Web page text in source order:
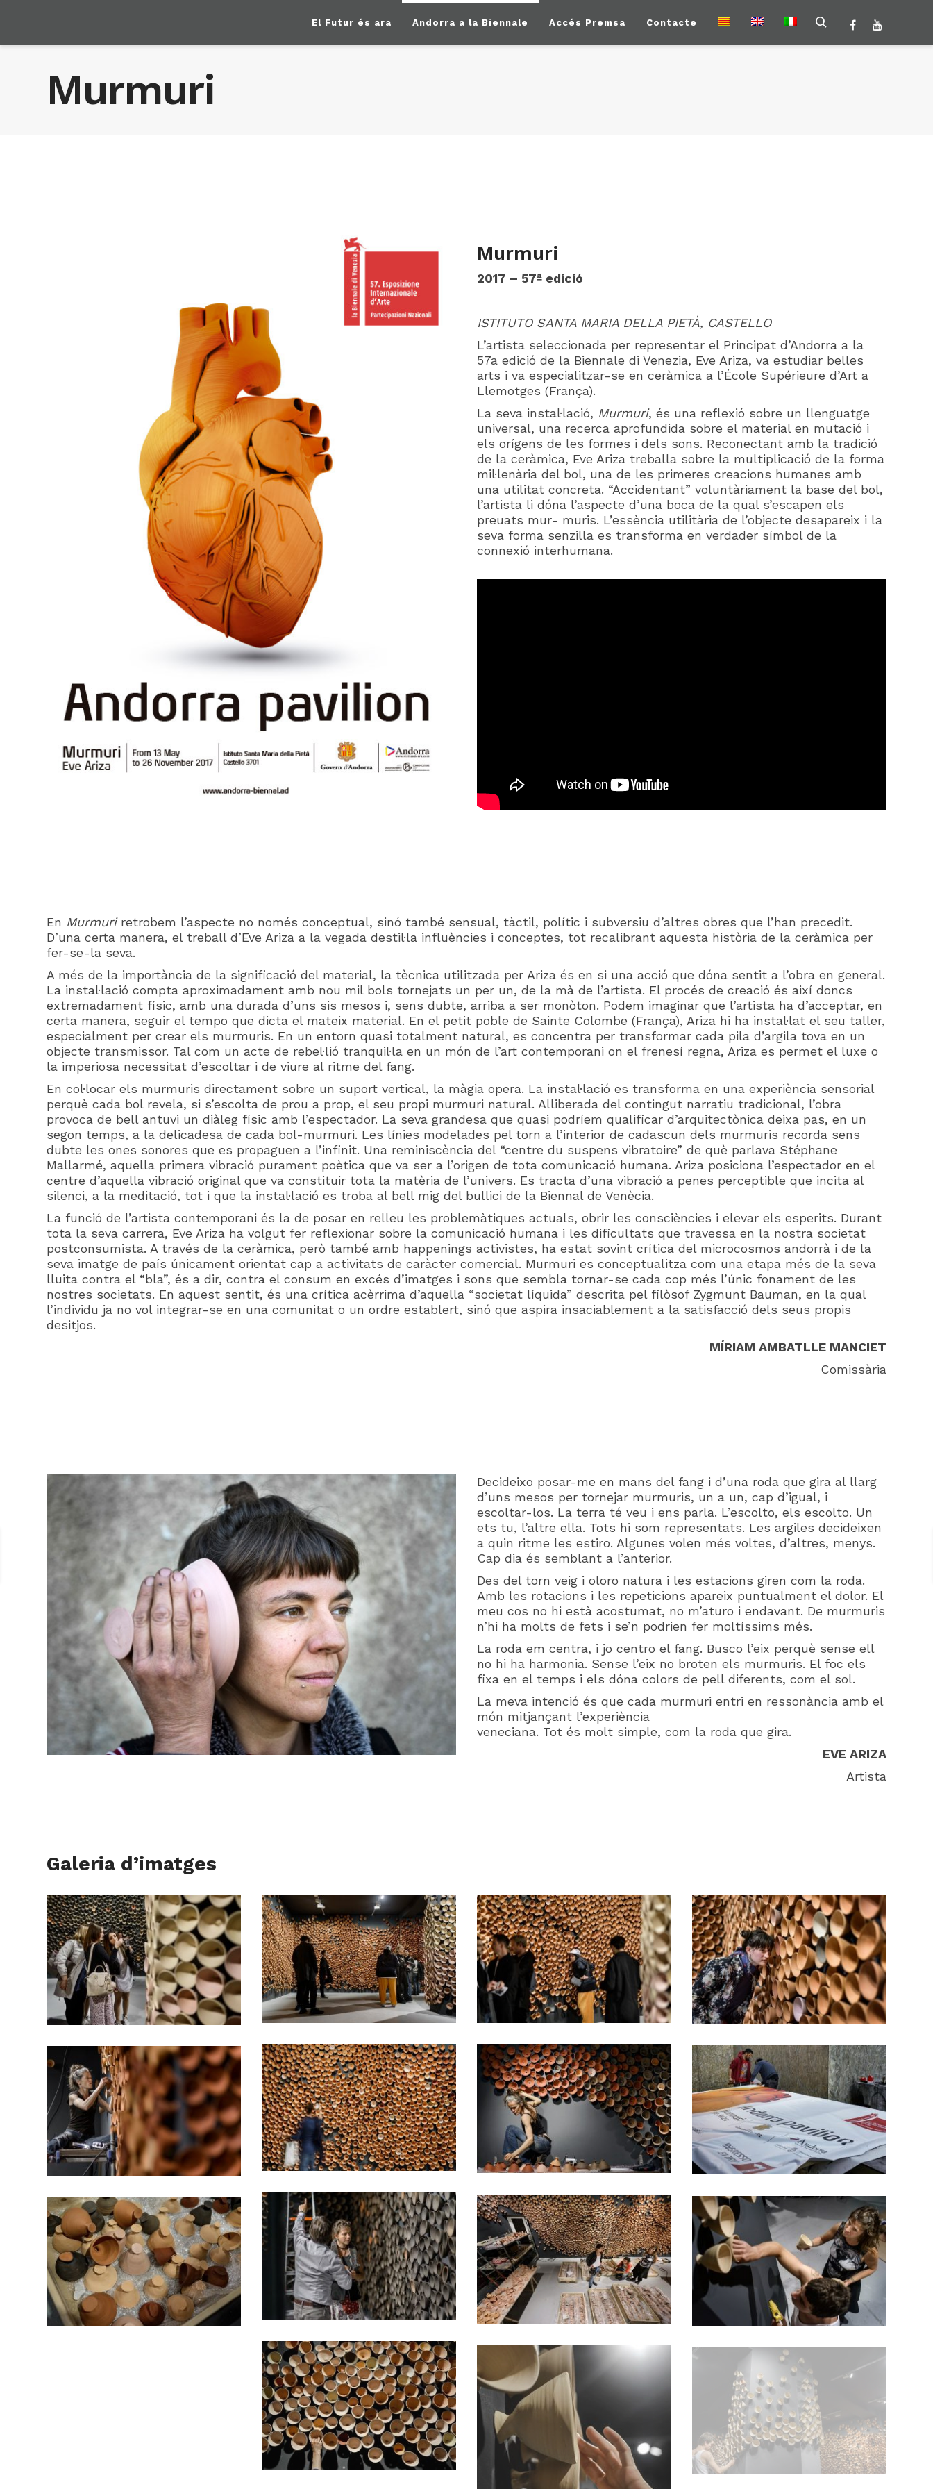
El Futur és ara Andorra a la Biennale Accés Premsa Contacte
Murmuri
Murmuri
2017 – 57ª edició
ISTITUTO SANTA MARIA DELLA PIETÀ, CASTELLO
L’artista seleccionada per representar el Principat d’Andorra a la
57a edició de la Biennale di Venezia, Eve Ariza, va estudiar belles
arts i va especialitzar-se en ceràmica a l’École Supérieure d’Art a
Llemotges (França).
La seva instal·lació, Murmuri, és una reflexió sobre un llenguatge
universal, una recerca aprofundida sobre el material en mutació i
els orígens de les formes i dels sons. Reconectant amb la tradició
de la ceràmica, Eve Ariza treballa sobre la multiplicació de la forma
mil·lenària del bol, una de les primeres creacions humanes amb
una utilitat concreta. “Accidentant” voluntàriament la base del bol,
l’artista li dóna l’aspecte d’una boca de la qual s’escapen els
preuats mur- muris. L’essència utilitària de l’objecte desapareix i la
seva forma senzilla es transforma en verdader símbol de la
connexió interhumana.
En Murmuriretrobem l’aspecte no només conceptual, sinó també sensual, tàctil, polític i subversiu d’altres obres que l’han precedit.
D’una certa manera, el treball d’Eve Ariza a la vegada destil·la influències i conceptes, tot recalibrant aquesta història de la ceràmica per
fer-se-la seva.
A més de la importància de la significació del material, la tècnica utilitzada per Ariza és en si una acció que dóna sentit a l’obra en general.
La instal·lació compta aproximadament amb nou mil bols tornejats un per un, de la mà de l’artista. El procés de creació és així doncs
extremadament físic, amb una durada d’uns sis mesos i, sens dubte, arriba a ser monòton. Podem imaginar que l’artista ha d’acceptar, en
certa manera, seguir el tempo que dicta el mateix material. En el petit poble de Sainte Colombe (França), Ariza hi ha instal·lat el seu taller,
especialment per crear els murmuris. En un entorn quasi totalment natural, es concentra per transformar cada pila d’argila tova en un
objecte transmissor. Tal com un acte de rebel·lió tranquil·la en un món de l’art contemporani on el frenesí regna, Ariza es permet el luxe o
la imperiosa necessitat d’escoltar i de viure al ritme del fang.
En col·locar els murmuris directament sobre un suport vertical, la màgia opera. La instal·lació es transforma en una experiència sensorial
perquè cada bol revela, si s’escolta de prou a prop, el seu propi murmuri natural. Alliberada del contingut narratiu tradicional, l’obra
provoca de bell antuvi un diàleg físic amb l’espectador. La seva grandesa que quasi podríem qualificar d’arquitectònica deixa pas, en un
segon temps, a la delicadesa de cada bol-murmuri. Les línies modelades pel torn a l’interior de cadascun dels murmuris recorda sens
dubte les ones sonores que es propaguen a l’infinit. Una reminiscència del “centre du suspens vibratoire” de què parlava Stéphane
Mallarmé, aquella primera vibració purament poètica que va ser a l’origen de tota comunicació humana. Ariza posiciona l’espectador en el
centre d’aquella vibració original que va constituir tota la matèria de l’univers. Es tracta d’una vibració a penes perceptible que incita al
silenci, a la meditació, tot i que la instal·lació es troba al bell mig del bullici de la Biennal de Venècia.
La funció de l’artista contemporani és la de posar en relleu les problemàtiques actuals, obrir les consciències i elevar els esperits. Durant
tota la seva carrera, Eve Ariza ha volgut fer reflexionar sobre la comunicació humana i les dificultats que travessa en la nostra societat
postconsumista. A través de la ceràmica, però també amb happenings activistes, ha estat sovint crítica del microcosmos andorrà i de la
seva imatge de país únicament orientat cap a activitats de caràcter comercial. Murmuri es conceptualitza com una etapa més de la seva
lluita contra el “bla”, és a dir, contra el consum en excés d’imatges i sons que sembla tornar-se cada cop més l’únic fonament de les
nostres societats. En aquest sentit, és una crítica acèrrima d’aquella “societat líquida” descrita pel filòsof Zygmunt Bauman, en la qual
l’individu ja no vol integrar-se en una comunitat o un ordre establert, sinó que aspira insaciablement a la satisfacció dels seus propis
desitjos.
MÍRIAM AMBATLLE MANCIET
Comissària
Decideixo posar-me en mans del fang i d’una roda que gira al llarg
d’uns mesos per tornejar murmuris, un a un, cap d’igual, i
escoltar-los. La terra té veu i ens parla. L’escolto, els escolto. Un
ets tu, l’altre ella. Tots hi som representats. Les argiles decideixen
a quin ritme les estiro. Algunes volen més voltes, d’altres, menys.
Cap dia és semblant a l’anterior.
Des del torn veig i oloro natura i les estacions giren com la roda.
Amb les rotacions i les repeticions apareix puntualment el dolor. El
meu cos no hi està acostumat, no m’aturo i endavant. De murmuris
n’hi ha molts de fets i se’n podrien fer moltíssims més.
La roda em centra, i jo centro el fang. Busco l’eix perquè sense ell
no hi ha harmonia. Sense l’eix no broten els murmuris. El foc els
fixa en el temps i els dóna colors de pell diferents, com el sol.
La meva intenció és que cada murmuri entri en ressonància amb el
món mitjançant l’experiència
veneciana. Tot és molt simple, com la roda que gira.
EVE ARIZA
Artista
Galeria d’imatges